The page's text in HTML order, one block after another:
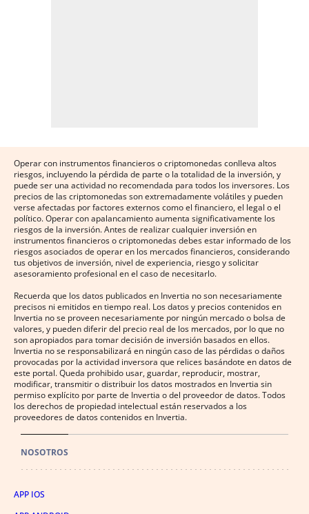
Operar con instrumentos financieros o criptomonedas conlleva altos
riesgos, incluyendo la pérdida de parte o la totalidad de la inversión, y
puede ser una actividad no recomendada para todos los inversores. Los
precios de las criptomonedas son extremadamente volátiles y pueden
verse afectadas por factores externos como el financiero, el legal o el
político. Operar con apalancamiento aumenta significativamente los
riesgos de la inversión. Antes de realizar cualquier inversión en
instrumentos financieros o criptomonedas debes estar informado de los
riesgos asociados de operar en los mercados financieros, considerando
tus objetivos de inversión, nivel de experiencia, riesgo y solicitar
asesoramiento profesional en el caso de necesitarlo.
Recuerda que los datos publicados en Invertia no son necesariamente
precisos ni emitidos en tiempo real. Los datos y precios contenidos en
Invertia no se proveen necesariamente por ningún mercado o bolsa de
valores, y pueden diferir del precio real de los mercados, por lo que no
son apropiados para tomar decisión de inversión basados en ellos.
Invertia no se responsabilizará en ningún caso de las pérdidas o daños
provocadas por la actividad inversora que relices basándote en datos de
este portal. Queda prohibido usar, guardar, reproducir, mostrar,
modificar, transmitir o distribuir los datos mostrados en Invertia sin
permiso explícito por parte de Invertia o del proveedor de datos. Todos
los derechos de propiedad intelectual están reservados a los
proveedores de datos contenidos en Invertia.
NOSOTROS
APP IOS